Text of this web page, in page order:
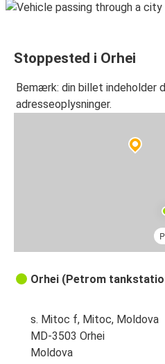
Stoppested i Orhei
Bemærk: din billet indeholder
adresseoplysninger.
Orhei (Petrom
s. Mitoc f, Mitoc, Moldova
MD-3503 Orhei
Moldova